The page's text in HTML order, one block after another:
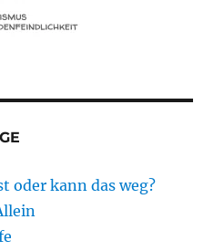
oder kann das weg?